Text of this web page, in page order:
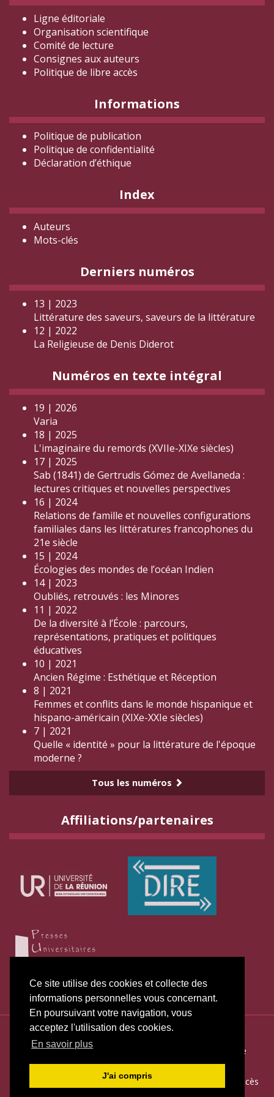
Ce site utilise des cookies et collecte des
informations personnelles vous concernant.
En poursuivant votre navigation, vous
acceptez l'utilisation des cookies.
En savoir plus
J'ai compris
Ligne éditoriale
Organisation scientifique
Comité de lecture
Consignes aux auteurs
Politique de libre accès
Informations
Politique de publication
Politique de confidentialité
Déclaration d’éthique
Index
Auteurs
Mots-clés
Derniers numéros
13 | 2023
Littérature des saveurs, saveurs de la littérature
12 | 2022
La Religieuse de Denis Diderot
Numéros en texte intégral
19 | 2026
Varia
18 | 2025
L'imaginaire du remords (XVIIe-XIXe siècles)
17 | 2025
Sab (1841) de Gertrudis Gómez de Avellaneda :
lectures critiques et nouvelles perspectives
16 | 2024
Relations de famille et nouvelles configurations
familiales dans les littératures francophones du
21e siècle
15 | 2024
Écologies des mondes de l’océan Indien
14 | 2023
Oubliés, retrouvés : les Minores
11 | 2022
De la diversité à l’École : parcours,
représentations, pratiques et politiques
éducatives
10 | 2021
Ancien Régime : Esthétique et Réception
8 | 2021
Femmes et conflits dans le monde hispanique et
hispano-américain (XIXe-XXIe siècles)
7 | 2021
Quelle « identité » pour la littérature de l'époque
moderne ?
Tous les numéros
Affiliations/partenaires
ISSN électronique 2271-3131
Plan du site—Politique de publication
Politique de
confidentialité—Déclaration d’éthique
Créé et hébergé par Chapitre 9—
Accès